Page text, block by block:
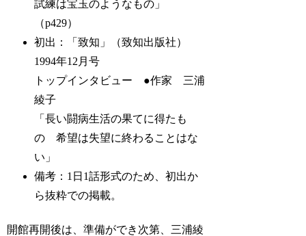
試練は宝玉のようなもの」
（p429）
初出：「致知」（致知出版社）
1994年12月号
トップインタビュー ●作家 三浦
綾子
「長い闘病生活の果てに得たも
の 希望は失望に終わることはな
い」
備考：1日1話形式のため、初出か
ら抜粋での掲載。
開館再開後は、準備ができ次第、三浦綾